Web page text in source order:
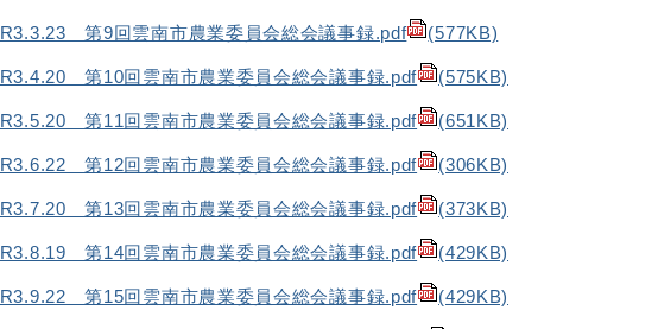
R3.3.23 第9回雲南市農業委員会総会議事録.pdf (577KB)
R3.4.20 第10回雲南市農業委員会総会議事録.pdf (575KB)
R3.5.20 第11回雲南市農業委員会総会議事録.pdf (651KB)
R3.6.22 第12回雲南市農業委員会総会議事録.pdf (306KB)
R3.7.20 第13回雲南市農業委員会総会議事録.pdf (373KB)
R3.8.19 第14回雲南市農業委員会総会議事録.pdf (429KB)
R3.9.22 第15回雲南市農業委員会総会議事録.pdf (429KB)